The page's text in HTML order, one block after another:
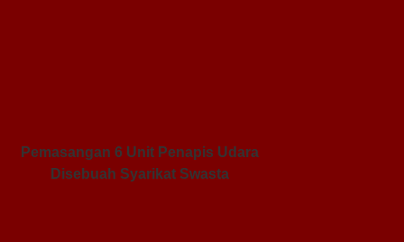
Pemasangan 6 Unit Penapis Udara
Disebuah Syarikat Swasta